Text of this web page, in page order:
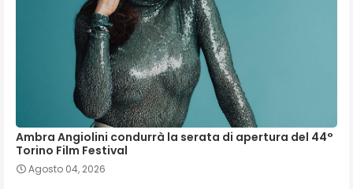
Ambra Angiolini condurrà la serata di apertura del 44°
Torino Film Festival
Agosto 04, 2026